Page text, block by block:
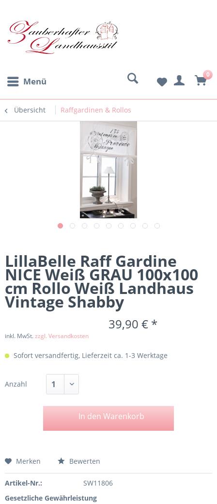
Menü
0
Übersicht Raffgardinen & Rollos
LillaBelle Raff Gardine
NICE Weiß GRAU 100x100
cm Rollo Weiß Landhaus
Vintage Shabby
39,90 € *
inkl. MwSt.zzgl. Versandkosten
Sofort versandfertig, Lieferzeit ca. 1-3 Werktage
Anzahl
In den Warenkorb
Merken Bewerten
Artikel-Nr.:
SW11806
Gesetzliche Gewährleistung